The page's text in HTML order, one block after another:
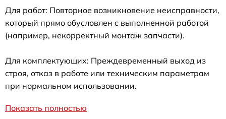
Для работ: Повторное возникновение неисправности,
который прямо обусловлен с выполненной работой
(например, некорректный монтаж запчасти).
Для комплектующих: Преждевременный выход из
строя, отказ в работе или техническим параметрам
при нормальном использовании.
Показать полностью